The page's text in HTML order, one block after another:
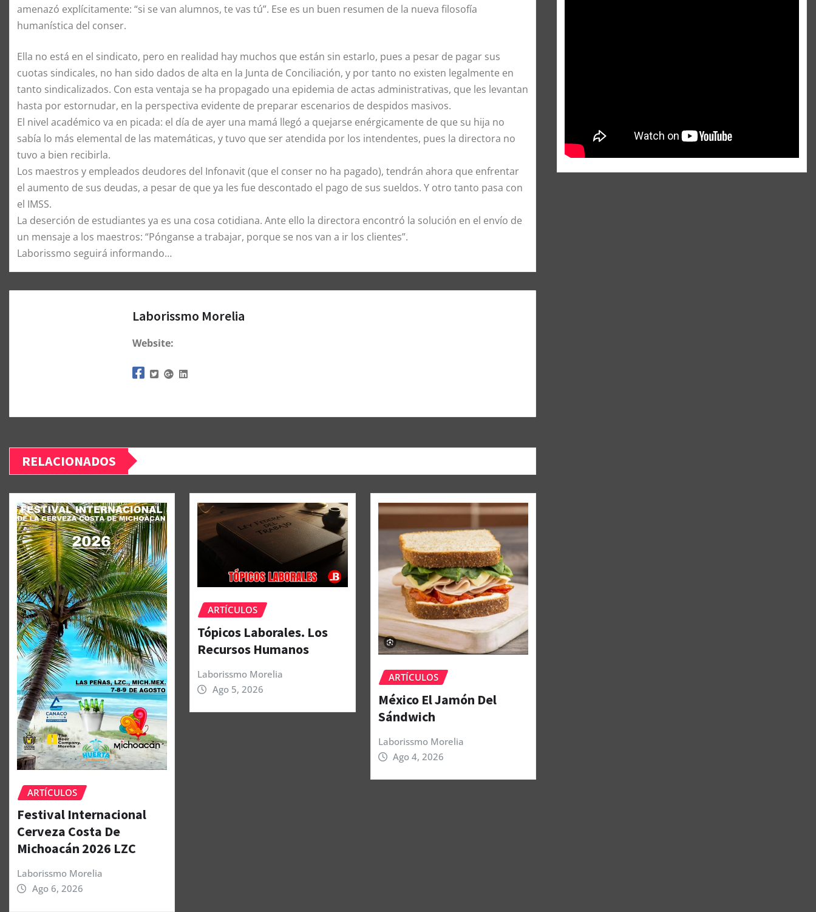
amenazó explícitamente: “si se van alumnos, te vas tú”. Ese es un buen resumen de la nueva filosofía
humanística del conser.
Ella no está en el sindicato, pero en realidad hay muchos que están sin estarlo, pues a pesar de pagar sus
cuotas sindicales, no han sido dados de alta en la Junta de Conciliación, y por tanto no existen legalmente en
tanto sindicalizados. Con esta ventaja se ha propagado una epidemia de actas administrativas, que les levantan
hasta por estornudar, en la perspectiva evidente de preparar escenarios de despidos masivos.
El nivel académico va en picada: el día de ayer una mamá llegó a quejarse enérgicamente de que su hija no
sabía lo más elemental de las matemáticas, y tuvo que ser atendida por los intendentes, pues la directora no
tuvo a bien recibirla.
Los maestros y empleados deudores del Infonavit (que el conser no ha pagado), tendrán ahora que enfrentar
el aumento de sus deudas, a pesar de que ya les fue descontado el pago de sus sueldos. Y otro tanto pasa con
el IMSS.
La deserción de estudiantes ya es una cosa cotidiana. Ante ello la directora encontró la solución en el envío de
un mensaje a los maestros: “Pónganse a trabajar, porque se nos van a ir los clientes”.
Laborissmo seguirá informando…
Laborissmo Morelia
Website:
RELACIONADOS
ARTÍCULOS
Festival Internacional
Cerveza Costa De
Michoacán 2026 LZC
Laborissmo Morelia
Ago 6, 2026
ARTÍCULOS
Tópicos Laborales. Los
Recursos Humanos
Laborissmo Morelia
Ago 5, 2026
ARTÍCULOS
México El Jamón Del
Sándwich
Laborissmo Morelia
Ago 4, 2026